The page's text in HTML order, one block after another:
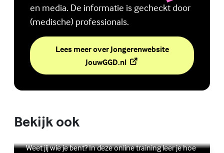
en media. De informatie is gecheckt door
(medische) professionals.
Lees meer over Jongerenwebsite
JouwGGD.nl(Externe link)
Bekijk ook
Online zelfhulptraining - Wie ben ik?
Weet jij wie je bent? In deze online training leer je hoe
Lees meer over Online zelfhulptraining - Wie ben ik?
(Externe link)